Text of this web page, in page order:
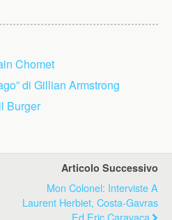
Chomet
di Gillian Armstrong
Burger
Articolo Successivo
Mon Colonel: Interviste A
Laurent Herbiet, Costa-Gavras
Ed Eric Caravaca